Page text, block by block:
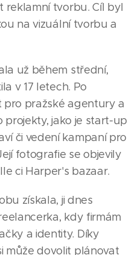
reklamní tvorbu. Cíl byl
na vizuální tvorbu a
už během střední,
v 17 letech. Po
pražské agentury a
projekty, jako je start-up
či vedení kampaní pro
fotografie se objevily
ci Harper's bazaar.
získala, ji dnes
kdy firmám
a identity. Díky
může dovolit plánovat